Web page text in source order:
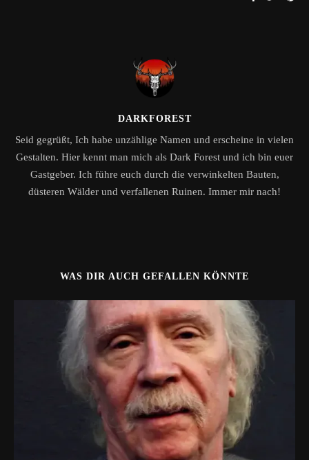
DARKFOREST
Seid gegrüßt, Ich habe unzählige Namen und erscheine in vielen
Gestalten. Hier kennt man mich als Dark Forest und ich bin euer
Gastgeber. Ich führe euch durch die verwinkelten Bauten,
düsteren Wälder und verfallenen Ruinen. Immer mir nach!
WAS DIR AUCH GEFALLEN KÖNNTE